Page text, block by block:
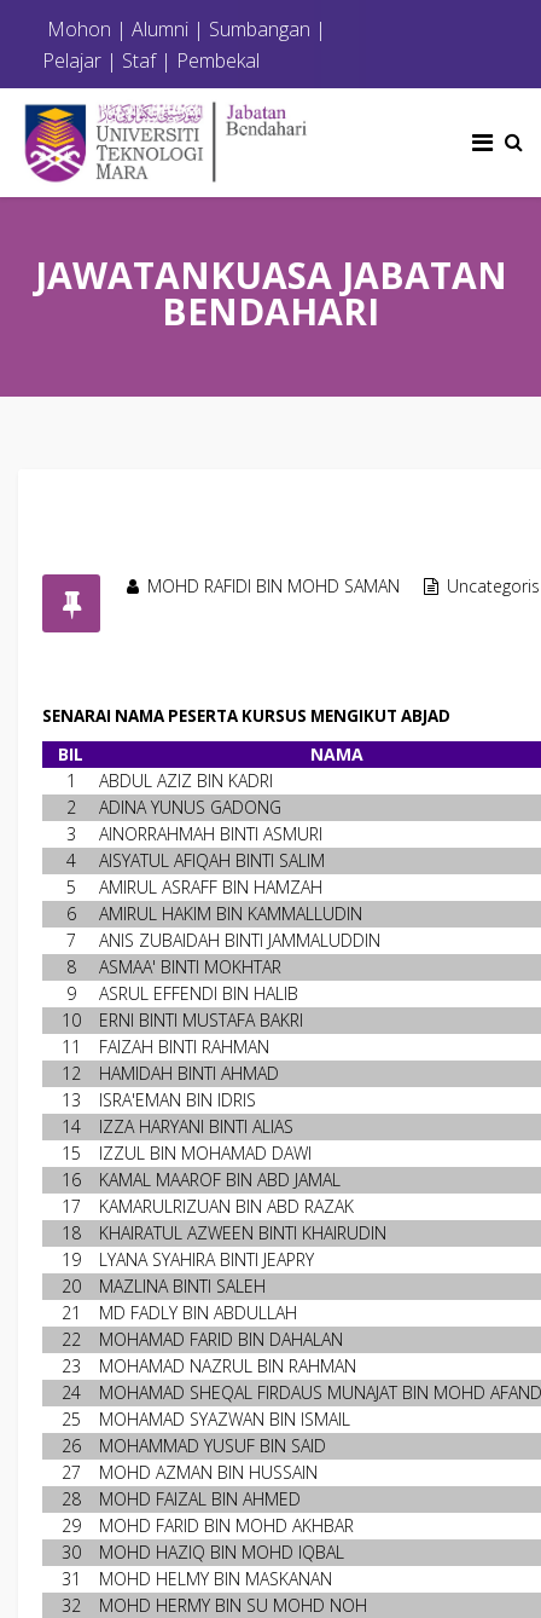
Mohon | Alumni | Sumbangan |
Pelajar | Staf| Pembekal
JAWATANKUASA JABATAN
BENDAHARI
MOHD RAFIDI BIN MOHD SAMAN
SENARAI NAMA PESERTA KURSUS MENGIKUT ABJAD
BIL
NAMA
1
ABDUL AZIZ BIN KADRI
2
ADINA YUNUS GADONG
3
AINORRAHMAH BINTI ASMURI
4
AISYATUL AFIQAH BINTI SALIM
5
AMIRUL ASRAFF BIN HAMZAH
6
AMIRUL HAKIM BIN KAMMALLUDIN
7
ANIS ZUBAIDAH BINTI JAMMALUDDIN
8
ASMAA' BINTI MOKHTAR
9
ASRUL EFFENDI BIN HALIB
10
ERNI BINTI MUSTAFA BAKRI
11
FAIZAH BINTI RAHMAN
12
HAMIDAH BINTI AHMAD
13
ISRA'EMAN BIN IDRIS
14
IZZA HARYANI BINTI ALIAS
15
IZZUL BIN MOHAMAD DAWI
16
KAMAL MAAROF BIN ABD JAMAL
17
KAMARULRIZUAN BIN ABD RAZAK
18
KHAIRATUL AZWEEN BINTI KHAIRUDIN
19
LYANA SYAHIRA BINTI JEAPRY
20
MAZLINA BINTI SALEH
21
MD FADLY BIN ABDULLAH
22
MOHAMAD FARID BIN DAHALAN
23
MOHAMAD NAZRUL BIN RAHMAN
24
MOHAMAD SHEQAL FIRDAUS MUNAJAT BIN MOHD
25
MOHAMAD SYAZWAN BIN ISMAIL
26
MOHAMMAD YUSUF BIN SAID
27
MOHD AZMAN BIN HUSSAIN
28
MOHD FAIZAL BIN AHMED
29
MOHD FARID BIN MOHD AKHBAR
30
MOHD HAZIQ BIN MOHD IQBAL
31
MOHD HELMY BIN MASKANAN
32
MOHD HERMY BIN SU MOHD NOH